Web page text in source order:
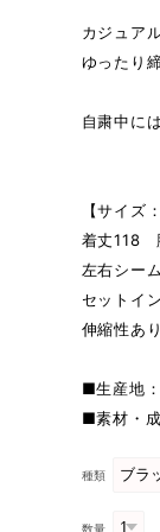
カジュア
ゆったり
自粛中に
【サイズ
着丈118
左右シー
セットイ
伸縮性あ
■生産地
■素材・
種類
数量